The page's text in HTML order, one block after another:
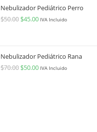
Nebulizador Pediátrico Perro
$50.00 $45.00 IVA Incluido
Nebulizador Pediátrico Rana
$70.00 $50.00 IVA Incluido